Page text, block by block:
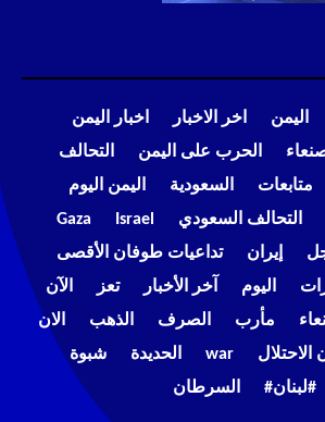
اليمن اخر الاخبار
اخبار اليمن
الحرب على اليمن
التحالف
متابعات السعودية
اليمن اليوم
التحالف السعودي Israel
Gaza
إيران
تداعيات طوفان الأقصى
اليوم آخر الأخبار تعز
الآن
مأرب الصرف الذهب
الان
الاحتلال war الحديدة
شبوة
#لبنان#
السرطان